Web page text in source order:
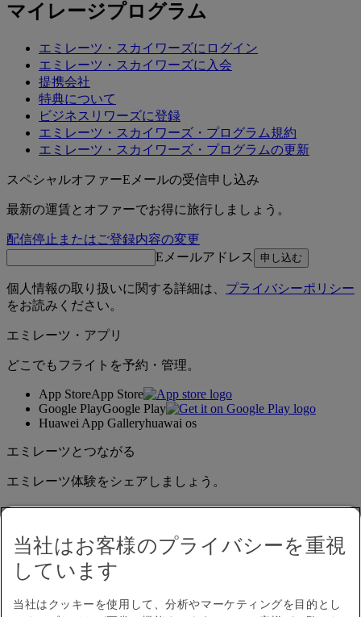
マイレージプログラム
エミレーツ・スカイワーズにログイン
エミレーツ・スカイワーズに入会
提携会社
特典について
ビジネスリワーズに登録
エミレーツ・スカイワーズ・プログラム規約
エミレーツ・スカイワーズ・プログラムの更新
スペシャルオファーEメールの受信申し込み
最新の運賃とオファーでお得に旅行しましょう。
配信停止またはご登録内容の変更
Eメールアドレス
申し込む
個人情報の取り扱いに関する詳細は、 プライバシーポリシー
をお読みください。
エミレーツ・アプリ
どこでもフライトを予約・管理。
App StoreApp Store
Google PlayGoogle Play
Huawei App Galleryhuawai os
エミレーツとつながる
エミレーツ体験をシェアしましょう。
当社はお客様のプライバシーを重視
しています
当社はクッキーを使用して、分析やマーケティングを目的とし